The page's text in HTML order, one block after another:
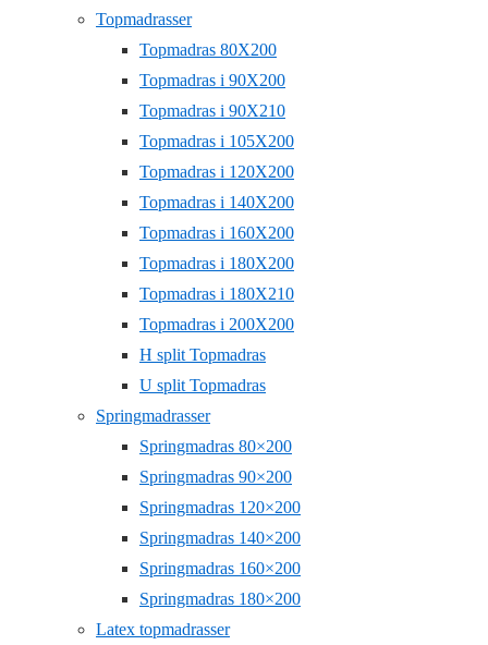
Topmadrasser
Topmadras 80X200
Topmadras i 90X200
Topmadras i 90X210
Topmadras i 105X200
Topmadras i 120X200
Topmadras i 140X200
Topmadras i 160X200
Topmadras i 180X200
Topmadras i 180X210
Topmadras i 200X200
H split Topmadras
U split Topmadras
Springmadrasser
Springmadras 80×200
Springmadras 90×200
Springmadras 120×200
Springmadras 140×200
Springmadras 160×200
Springmadras 180×200
Latex topmadrasser